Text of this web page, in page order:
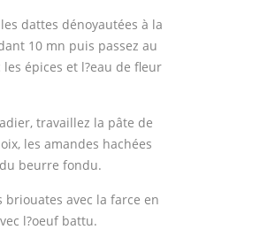
dattes dénoyautées à la
10 mn puis passez au
les épices et l?eau de fleur
travaillez la pâte de
les amandes hachées
beurre fondu.
briouates avec la farce en
l?oeuf battu.